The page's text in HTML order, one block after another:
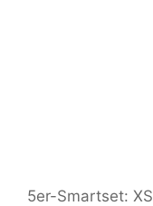
5er-Smartset: